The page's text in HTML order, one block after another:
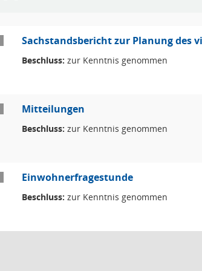
Sachstandsbericht zur Planung des
Beschluss: zur Kenntnis genommen
Mitteilungen
Beschluss: zur Kenntnis genommen
Einwohnerfragestunde
Beschluss: zur Kenntnis genommen